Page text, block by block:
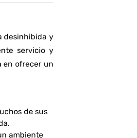
desinhibida y
servicio y
en ofrecer un
de sus
ambiente